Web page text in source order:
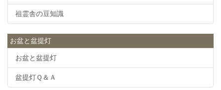
祖霊舎の豆知識
お盆と盆提灯
お盆と盆提灯
盆提灯Ｑ＆Ａ